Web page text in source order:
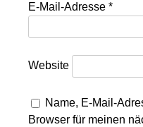
E-Mail-Adresse*
Website
Name, E-Mail-
Browser für meinen